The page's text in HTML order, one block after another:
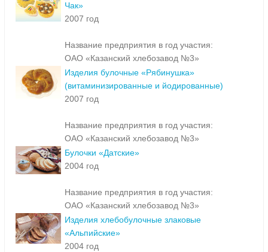
Чак»
2007 год
Название предприятия в год участия:
ОАО «Казанский хлебозавод №3»
Изделия булочные «Рябинушка»
(витаминизированные и йодированные)
2007 год
Название предприятия в год участия:
ОАО «Казанский хлебозавод №3»
Булочки «Датские»
2004 год
Название предприятия в год участия:
ОАО «Казанский хлебозавод №3»
Изделия хлебобулочные злаковые
«Альпийские»
2004 год